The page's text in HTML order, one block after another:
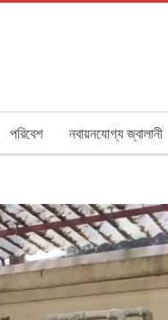
পরিবেশ নবায়নযোগ্য জ্বালানী